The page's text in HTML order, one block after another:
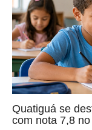
Quatiguá se
com nota 7,8